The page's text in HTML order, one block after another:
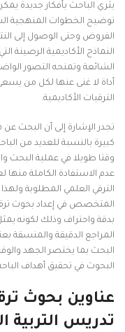
يثري الباحث بأفكار جديدة
توضيح الخطوات المنهجية
الفروض وحتى الوصول إلى
النماذج الأكاديمية الرصينة
الشائعة وتمنحه التصور
أداة لا غنى عنها لكل من
الترقيات الأكاديمية.
تجدر الإشارة إلى أن البحث
كبيرة بالنسبة للعديد من
وقتا طويلا في عملية البحث
عدم الاستفادة الكاملة منها
الترقي العلمي المطلوبة
المتخصص في إعداد بحوث
بدقة واحتراف وذلك لكونه
المراجع الدقيقة والمنسقة
البحث بما يختصر الجهد
البحوث في تحقيق أهداف
عناوين بحوث
تدريس التربية